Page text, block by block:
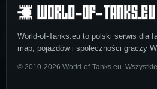
World-of-Tanks.eu to polski serwis dla
map, pojazdów i społeczności graczy
© 2010-2026 World-of-Tanks.eu.